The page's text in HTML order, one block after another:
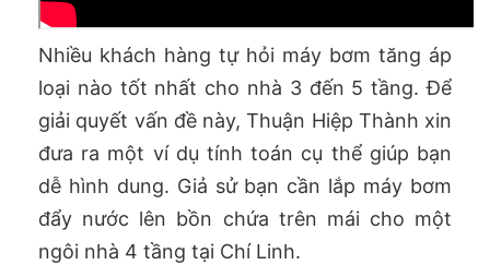
Nhiều khách hàng tự hỏi máy bơm tăng áp
loại nào tốt nhất cho nhà 3 đến 5 tầng. Để
giải quyết vấn đề này, Thuận Hiệp Thành xin
đưa ra một ví dụ tính toán cụ thể giúp bạn
dễ hình dung. Giả sử bạn cần lắp máy bơm
đẩy nước lên bồn chứa trên mái cho một
ngôi nhà 4 tầng tại Chí Linh.